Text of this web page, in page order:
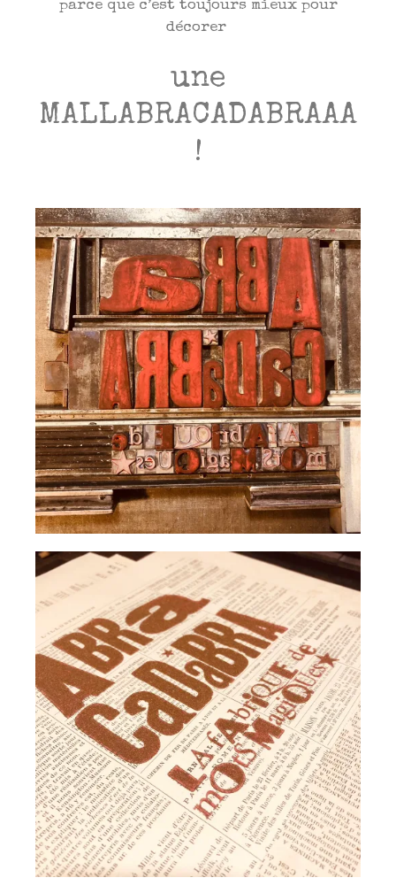
parce que c’est toujours mieux pour
décorer
une
MALLABRACADABRAAA
!